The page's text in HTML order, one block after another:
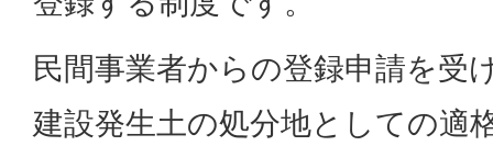
民間事業者からの登録申請を受
建設発生土の処分地としての適